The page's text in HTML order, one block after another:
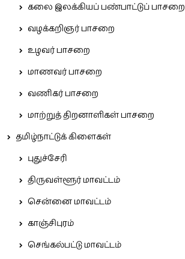
கலை இலக்கியப் பண்பாட்டுப் பாசறை
வழக்கறிஞர் பாசறை
உழவர் பாசறை
மாணவர் பாசறை
வணிகர் பாசறை
மாற்றுத் திறனாளிகள் பாசறை
தமிழ்நாட்டுக் கிளைகள்
புதுச்சேரி
திருவள்ளூர் மாவட்டம்
சென்னை மாவட்டம்
காஞ்சிபுரம்
செங்கல்பட்டு மாவட்டம்